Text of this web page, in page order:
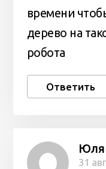
времени
дерево на
робота
Ответить
Юля
31